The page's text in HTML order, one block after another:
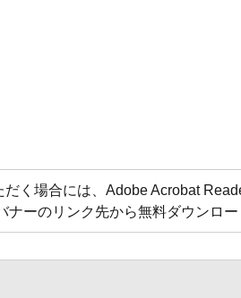
く場合には、Adobe Acrobat
ーのリンク先から無料ダウンロー